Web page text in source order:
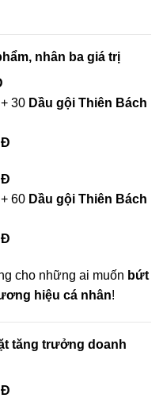
nhân ba giá trị
30 Dầu gội Thiên Bách
60 Dầu gội Thiên Bách
cho những ai muốn bứt
hiệu cá nhân!
tăng trưởng doanh